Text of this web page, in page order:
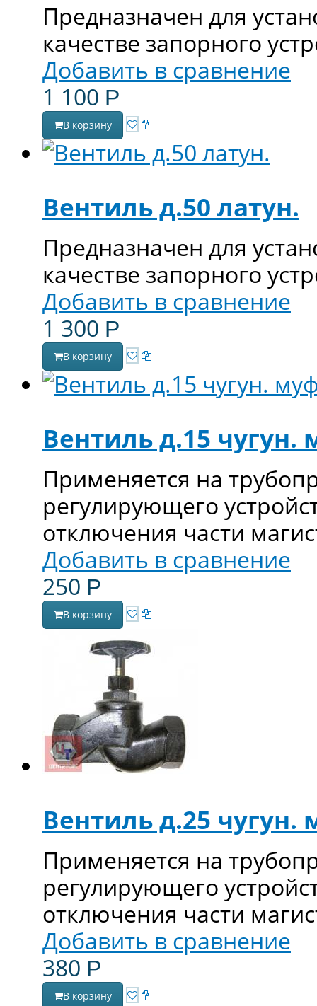
Предназначен для
качестве запорного
Добавить в сравнение
1 100 Р
В корзину
Вентиль д.50 латун.
Предназначен для
качестве запорного
Добавить в сравнение
1 300 Р
В корзину
Вентиль д.15 чугун.
Применяется на
регулирующего
отключения части
Добавить в сравнение
250 Р
В корзину
Вентиль д.25 чугун.
Применяется на
регулирующего
отключения части
Добавить в сравнение
380 Р
В корзину